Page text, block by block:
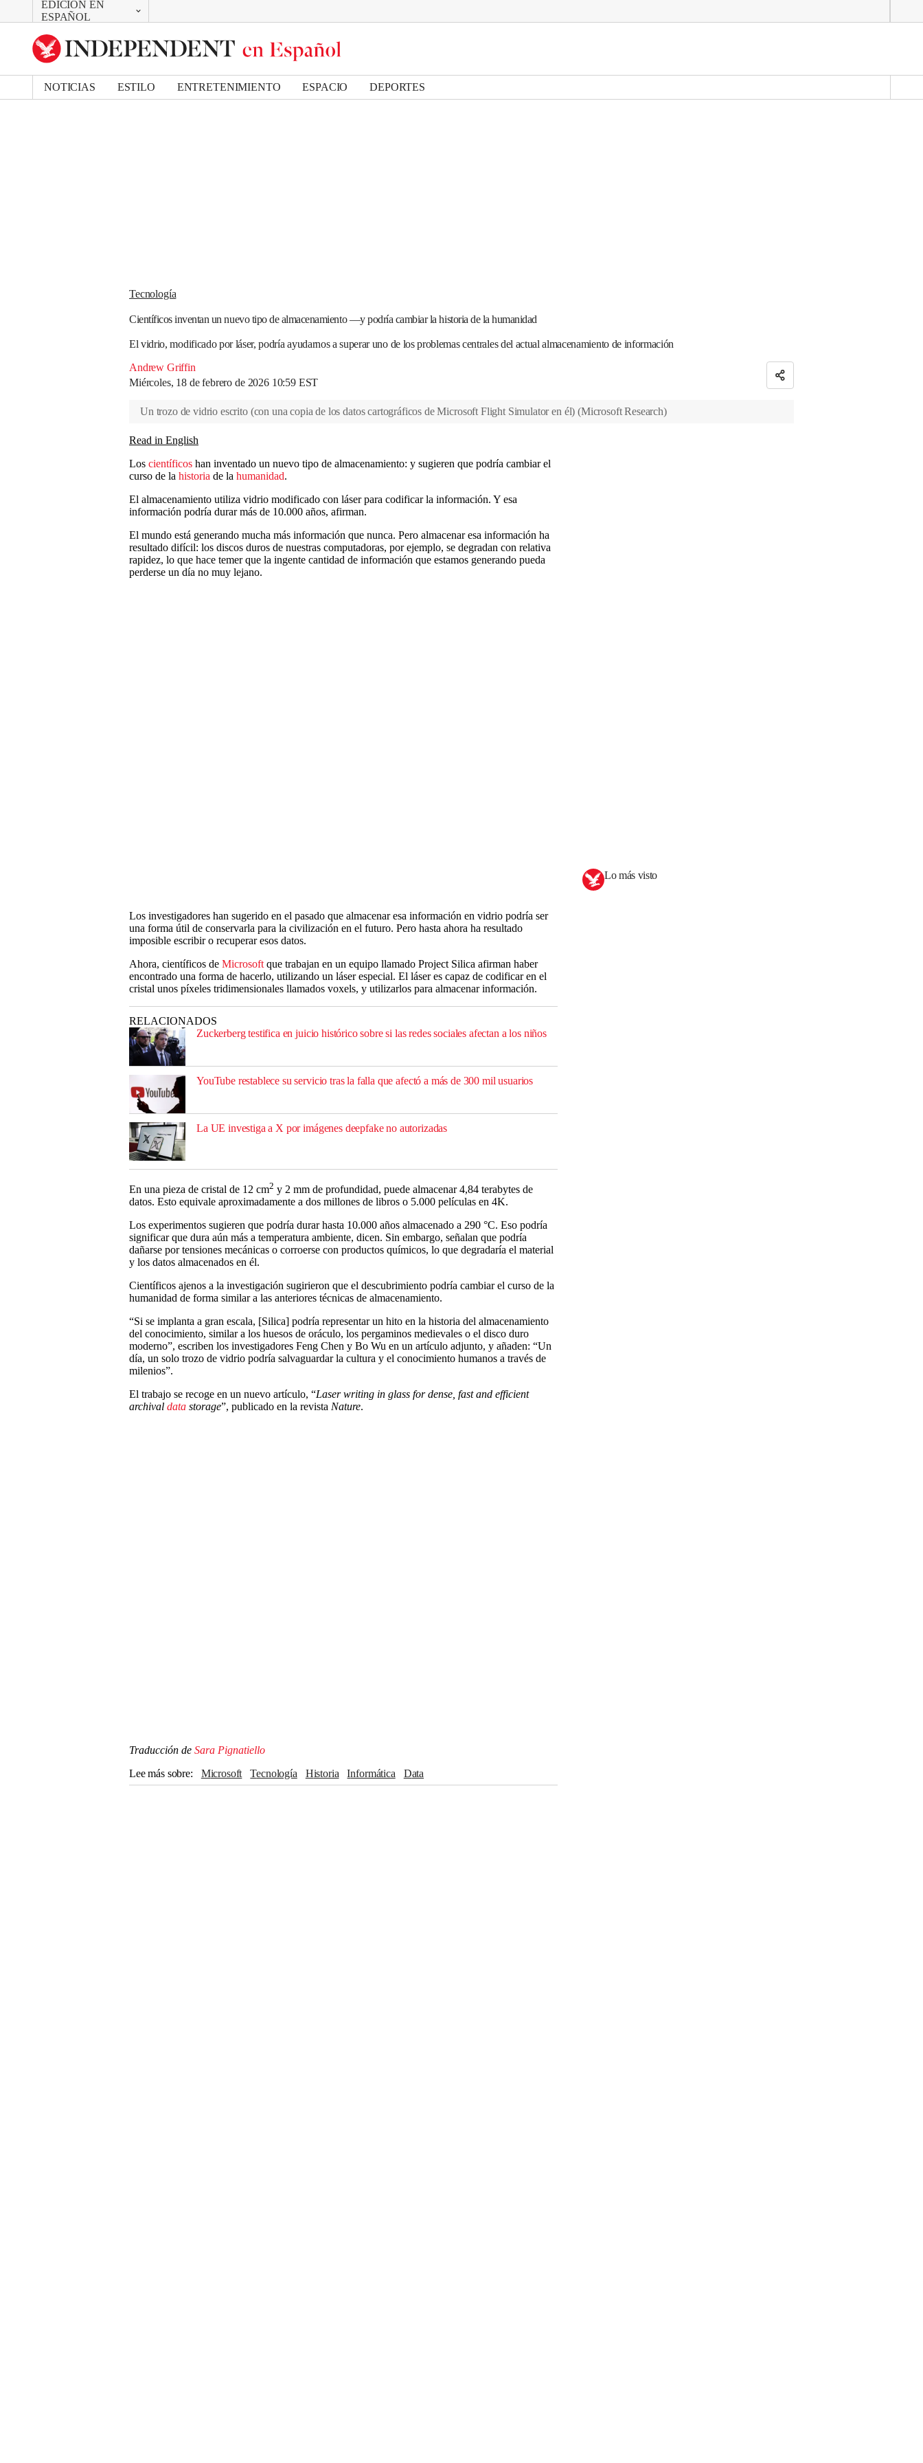
EDICIÓN EN
ESPAÑOL
CAMBIAR
UK Edition
US Edition
NOTICIAS ESTILO ENTRETENIMIENTO ESPACIO DEPORTES
Tecnología
Científicos inventan un nuevo tipo de almacenamiento —y podría cambiar la historia de la humanidad
El vidrio, modificado por láser, podría ayudarnos a superar uno de los problemas centrales del actual almacenamiento de información
Andrew Griffin
Miércoles, 18 de febrero de 2026 10:59 EST
Bookmark popover
Removed from bookmarks
Close popover
Un trozo de vidrio escrito (con una copia de los datos cartográficos de Microsoft Flight Simulator en él) (Microsoft Research)
Read in English
Los científicos han inventado un nuevo tipo de almacenamiento: y sugieren que podría cambiar el
curso de la historia de la humanidad.
El almacenamiento utiliza vidrio modificado con láser para codificar la información. Y esa
información podría durar más de 10.000 años, afirman.
El mundo está generando mucha más información que nunca. Pero almacenar esa información ha
resultado difícil: los discos duros de nuestras computadoras, por ejemplo, se degradan con relativa
rapidez, lo que hace temer que la ingente cantidad de información que estamos generando pueda
perderse un día no muy lejano.
Los investigadores han sugerido en el pasado que almacenar esa información en vidrio podría ser
una forma útil de conservarla para la civilización en el futuro. Pero hasta ahora ha resultado
imposible escribir o recuperar esos datos.
Ahora, científicos de Microsoft que trabajan en un equipo llamado Project Silica afirman haber
encontrado una forma de hacerlo, utilizando un láser especial. El láser es capaz de codificar en el
cristal unos píxeles tridimensionales llamados voxels, y utilizarlos para almacenar información.
RELACIONADOS
Zuckerberg testifica en juicio histórico sobre si las redes sociales afectan a los niños
YouTube restablece su servicio tras la falla que afectó a más de 300 mil usuarios
La UE investiga a X por imágenes deepfake no autorizadas
En una pieza de cristal de 12 cm2 y 2 mm de profundidad, puede almacenar 4,84 terabytes de
datos. Esto equivale aproximadamente a dos millones de libros o 5.000 películas en 4K.
Los experimentos sugieren que podría durar hasta 10.000 años almacenado a 290 °C. Eso podría
significar que dura aún más a temperatura ambiente, dicen. Sin embargo, señalan que podría
dañarse por tensiones mecánicas o corroerse con productos químicos, lo que degradaría el material
y los datos almacenados en él.
Científicos ajenos a la investigación sugirieron que el descubrimiento podría cambiar el curso de la
humanidad de forma similar a las anteriores técnicas de almacenamiento.
“Si se implanta a gran escala, [Silica] podría representar un hito en la historia del almacenamiento
del conocimiento, similar a los huesos de oráculo, los pergaminos medievales o el disco duro
moderno”, escriben los investigadores Feng Chen y Bo Wu en un artículo adjunto, y añaden: “Un
día, un solo trozo de vidrio podría salvaguardar la cultura y el conocimiento humanos a través de
milenios”.
El trabajo se recoge en un nuevo artículo, “Laser writing in glass for dense, fast and efficient
archival data storage”, publicado en la revista Nature.
Traducción de Sara Pignatiello
Lee más sobre
Microsoft Tecnología Historia informática Data
Lo más visto